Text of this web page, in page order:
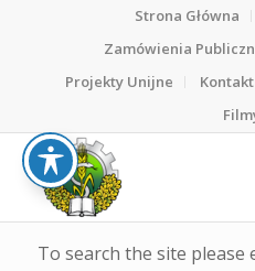
Strona Główna
Zamówienia
Projekty Unijne
Kontakt
To search the site please